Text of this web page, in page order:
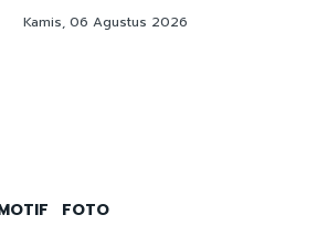
Evaluasi Dirut TransJakarta Buntut
Kamis, 06 Agustus 2026
FOTO